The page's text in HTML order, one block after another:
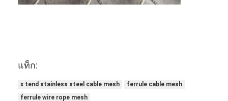
แท็ก:
x tend stainless steel cable mesh
ferrule cable mesh
ferrule wire rope mesh